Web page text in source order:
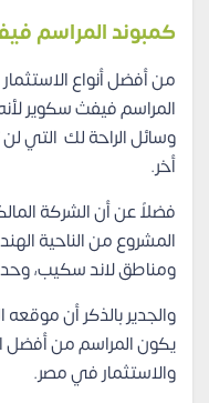
كمبوند المراسم
من أفضل أنواع
المراسم فيفث سكوير
وسائل الراحة لك التي
أخر.
فضلاً عن أن الشركة
المشروع من الناحية
ومناطق لاند سكيب،
والجدير بالذكر أن موقعه
يكون المراسم من أفضل
والاستثمار في مصر.